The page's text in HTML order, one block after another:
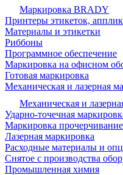
Маркировка BRADY
Принтеры этикеток,
Материалы и этикетки
Риббоны
Программное обеспечение
Маркировка на офисном
Готовая маркировка
Механическая и лазерная
Механическая и
Ударно-точечная
Маркировка
Лазерная маркировка
Расходные материалы и
Снятое с производства
Промышленная химия